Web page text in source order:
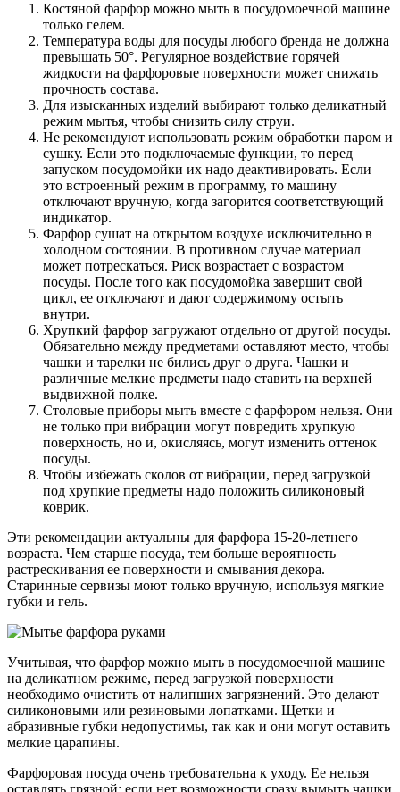
Костяной фарфор можно мыть в посудомоечной машине
только гелем.
Температура воды для посуды любого бренда не должна
превышать 50°. Регулярное воздействие горячей
жидкости на фарфоровые поверхности может снижать
прочность состава.
Для изысканных изделий выбирают только деликатный
режим мытья, чтобы снизить силу струи.
Не рекомендуют использовать режим обработки паром и
сушку. Если это подключаемые функции, то перед
запуском посудомойки их надо деактивировать. Если
это встроенный режим в программу, то машину
отключают вручную, когда загорится соответствующий
индикатор.
Фарфор сушат на открытом воздухе исключительно в
холодном состоянии. В противном случае материал
может потрескаться. Риск возрастает с возрастом
посуды. После того как посудомойка завершит свой
цикл, ее отключают и дают содержимому остыть
внутри.
Хрупкий фарфор загружают отдельно от другой посуды.
Обязательно между предметами оставляют место, чтобы
чашки и тарелки не бились друг о друга. Чашки и
различные мелкие предметы надо ставить на верхней
выдвижной полке.
Столовые приборы мыть вместе с фарфором нельзя. Они
не только при вибрации могут повредить хрупкую
поверхность, но и, окисляясь, могут изменить оттенок
посуды.
Чтобы избежать сколов от вибрации, перед загрузкой
под хрупкие предметы надо положить силиконовый
коврик.
Эти рекомендации актуальны для фарфора 15-20-летнего
возраста. Чем старше посуда, тем больше вероятность
растрескивания ее поверхности и смывания декора.
Старинные сервизы моют только вручную, используя мягкие
губки и гель.
Учитывая, что фарфор можно мыть в посудомоечной машине
на деликатном режиме, перед загрузкой поверхности
необходимо очистить от налипших загрязнений. Это делают
силиконовыми или резиновыми лопатками. Щетки и
абразивные губки недопустимы, так как и они могут оставить
мелкие царапины.
Фарфоровая посуда очень требовательна к уходу. Ее нельзя